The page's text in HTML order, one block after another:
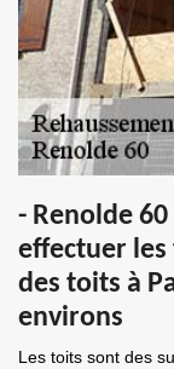
- Renolde
effectuer les
des toits à
environs
Les toits sont des